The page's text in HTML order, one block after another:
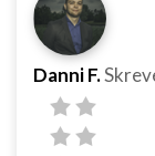
Danni F.